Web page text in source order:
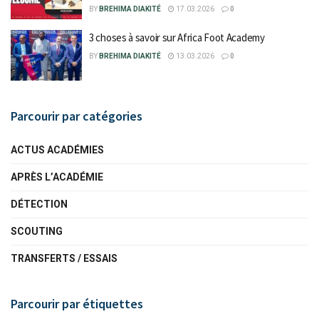
BY BREHIMA DIAKITÉ 17.03.2026 0
3 choses à savoir sur Africa Foot Academy
BY BREHIMA DIAKITÉ 13.03.2026 0
Parcourir par catégories
ACTUS ACADÉMIES
APRÈS L’ACADÉMIE
DÉTECTION
SCOUTING
TRANSFERTS / ESSAIS
Parcourir par étiquettes